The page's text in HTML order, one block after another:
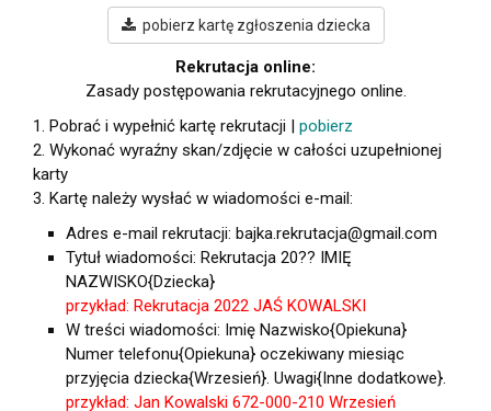
pobierz kartę zgłoszenia dziecka
Rekrutacja online:
Zasady postępowania rekrutacyjnego online.
1. Pobrać i wypełnić kartę rekrutacji | pobierz
2. Wykonać wyraźny skan/zdjęcie w całości uzupełnionej
karty
3. Kartę należy wysłać w wiadomości e-mail:
Adres e-mail rekrutacji: bajka.rekrutacja@gmail.com
Tytuł wiadomości: Rekrutacja 20?? IMIĘ
NAZWISKO{Dziecka}
przykład: Rekrutacja 2022 JAŚ KOWALSKI
W treści wiadomości: Imię Nazwisko{Opiekuna}
Numer telefonu{Opiekuna} oczekiwany miesiąc
przyjęcia dziecka{Wrzesień}. Uwagi{Inne dodatkowe}.
przykład: Jan Kowalski 672-000-210 Wrzesień